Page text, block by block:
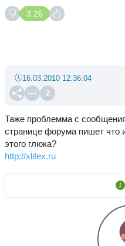
3.26
2
16.03.2010 12:36:04
Таже проблемма с
странице форума пишет что
этого глюка?
http://xlifex.ru